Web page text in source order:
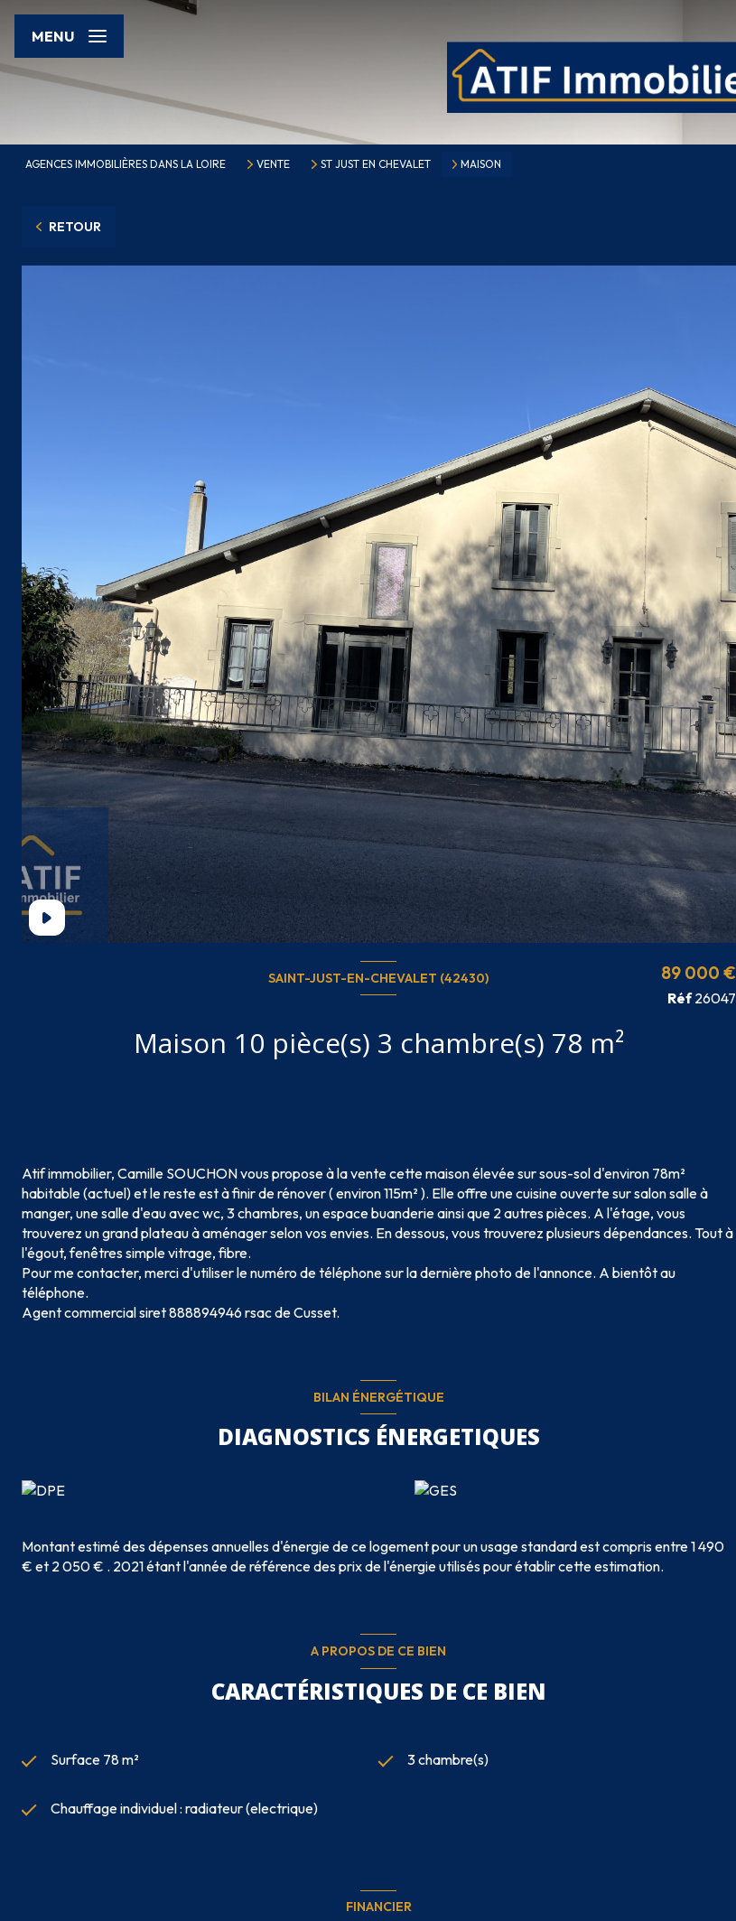
MENU
AGENCES IMMOBILIÈRES DANS LA LOIRE VENTE ST JUST EN CHEVALET MAISON
RETOUR
SAINT-JUST-EN-CHEVALET (42430)
Maison 10 pièce(s) 3 chambre(s) 78 m²
89 000 €
Réf26047
Atif immobilier, Camille SOUCHON vous propose à la vente cette maison élevée sur sous-sol d'environ 78m²
habitable (actuel) et le reste est à finir de rénover ( environ 115m² ). Elle offre une cuisine ouverte sur salon salle à
manger, une salle d'eau avec wc, 3 chambres, un espace buanderie ainsi que 2 autres pièces. A l'étage, vous
trouverez un grand plateau à aménager selon vos envies. En dessous, vous trouverez plusieurs dépendances. Tout à
l'égout, fenêtres simple vitrage, fibre.
Pour me contacter, merci d'utiliser le numéro de téléphone sur la dernière photo de l'annonce. A bientôt au
téléphone.
Agent commercial siret 888894946 rsac de Cusset.
BILAN ÉNERGÉTIQUE
DIAGNOSTICS ÉNERGETIQUES
Montant estimé des dépenses annuelles d'énergie de ce logement pour un usage standard est compris entre 1 490
€ et 2 050 € . 2021 étant l'année de référence des prix de l'énergie utilisés pour établir cette estimation.
A PROPOS DE CE BIEN
CARACTÉRISTIQUES DE CE BIEN
Surface 78 m² 3 chambre(s)
Chauffage individuel : radiateur (electrique)
FINANCIER